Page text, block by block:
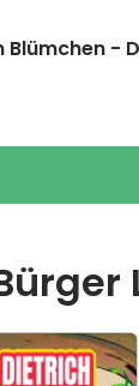
Blümchen -